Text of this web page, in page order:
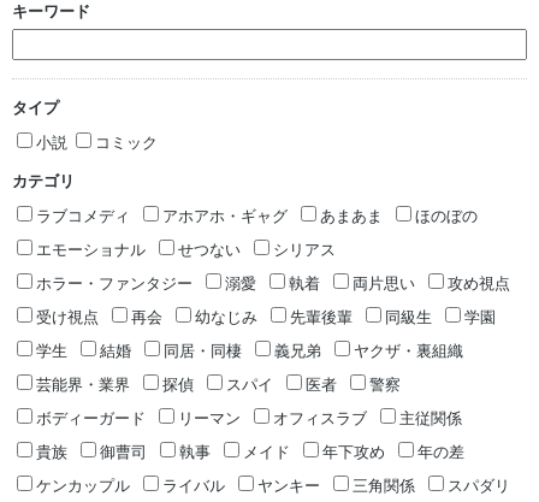
キーワード
タイプ
小説
コミック
カテゴリ
ラブコメディ
アホアホ・ギャグ あまあま
ほのぼの
エモーショナル
せつない
シリアス
ホラー・ファンタジー
溺愛 執着 両片思い
攻め視点
受け視点
再会 幼なじみ 先輩後輩 同級生
学園
学生
結婚 同居・同棲 義兄弟
ヤクザ・裏組織
芸能界・業界
探偵 スパイ 医者
警察
ボディーガード
リーマン オフィスラブ
主従関係
貴族
御曹司 執事 メイド 年下攻め
年の差
ケンカップル
ライバル ヤンキー 三角関係
スパダリ